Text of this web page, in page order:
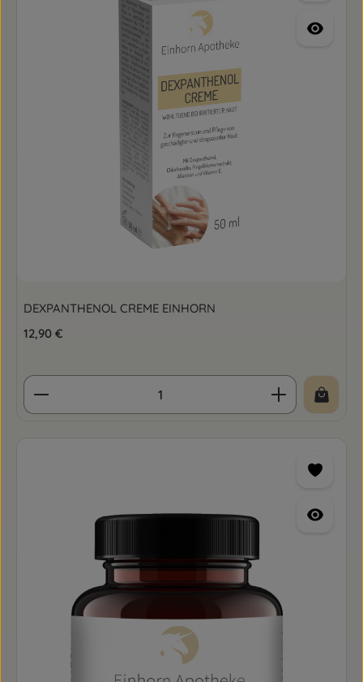
DEXPANTHENOL CREME EINHORN
Regulärer Preis:
12,90 €
Produkt Anzahl: Gib den gewünschten Wert